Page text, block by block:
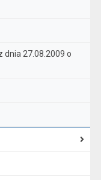
dnia 27.08.2009 o